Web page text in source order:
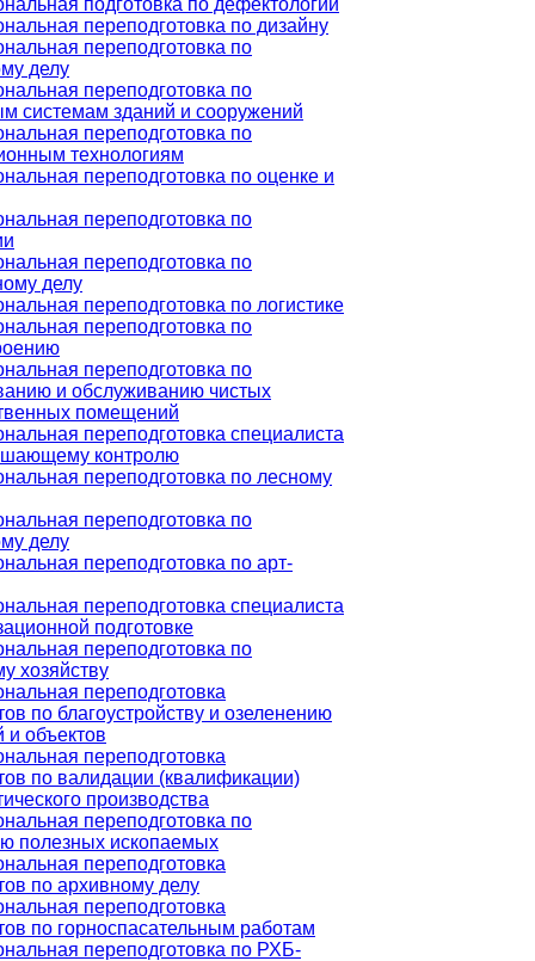
переподготовка по дизайну
переподготовка по
делу
переподготовка по
системам зданий и сооружений
переподготовка по
технологиям
переподготовка по оценке и
переподготовка по
переподготовка по
делу
переподготовка по логистике
переподготовка по
переподготовка по
и обслуживанию чистых
помещений
переподготовка специалиста
контролю
переподготовка по лесному
переподготовка по
делу
переподготовка по арт-
переподготовка специалиста
подготовке
переподготовка по
хозяйству
переподготовка
по благоустройству и озеленению
и объектов
переподготовка
по валидации (квалификации)
производства
переподготовка по
полезных ископаемых
переподготовка
по архивному делу
переподготовка
по горноспасательным работам
переподготовка по РХБ-